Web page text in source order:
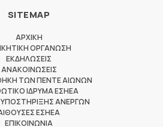
SITEMAP
ΑΡΧΙΚΗ
ΟΡΓΑΝΩΣΗ
ΕΚΔΗΛΩΣΕΙΣ
ΑΝΑΚΟΙΝΩΣΕΙΣ
ΤΩΝ ΠΕΝΤΕ ΑΙΩΝΩΝ
ΙΔΡΥΜΑ ΕΣΗΕΑ
ΥΠΟΣΤΗΡΙΞΗΣ ΑΝΕΡΓΩΝ
ΕΣΗΕΑ
ΕΠΙΚΟΙΝΩΝΙΑ